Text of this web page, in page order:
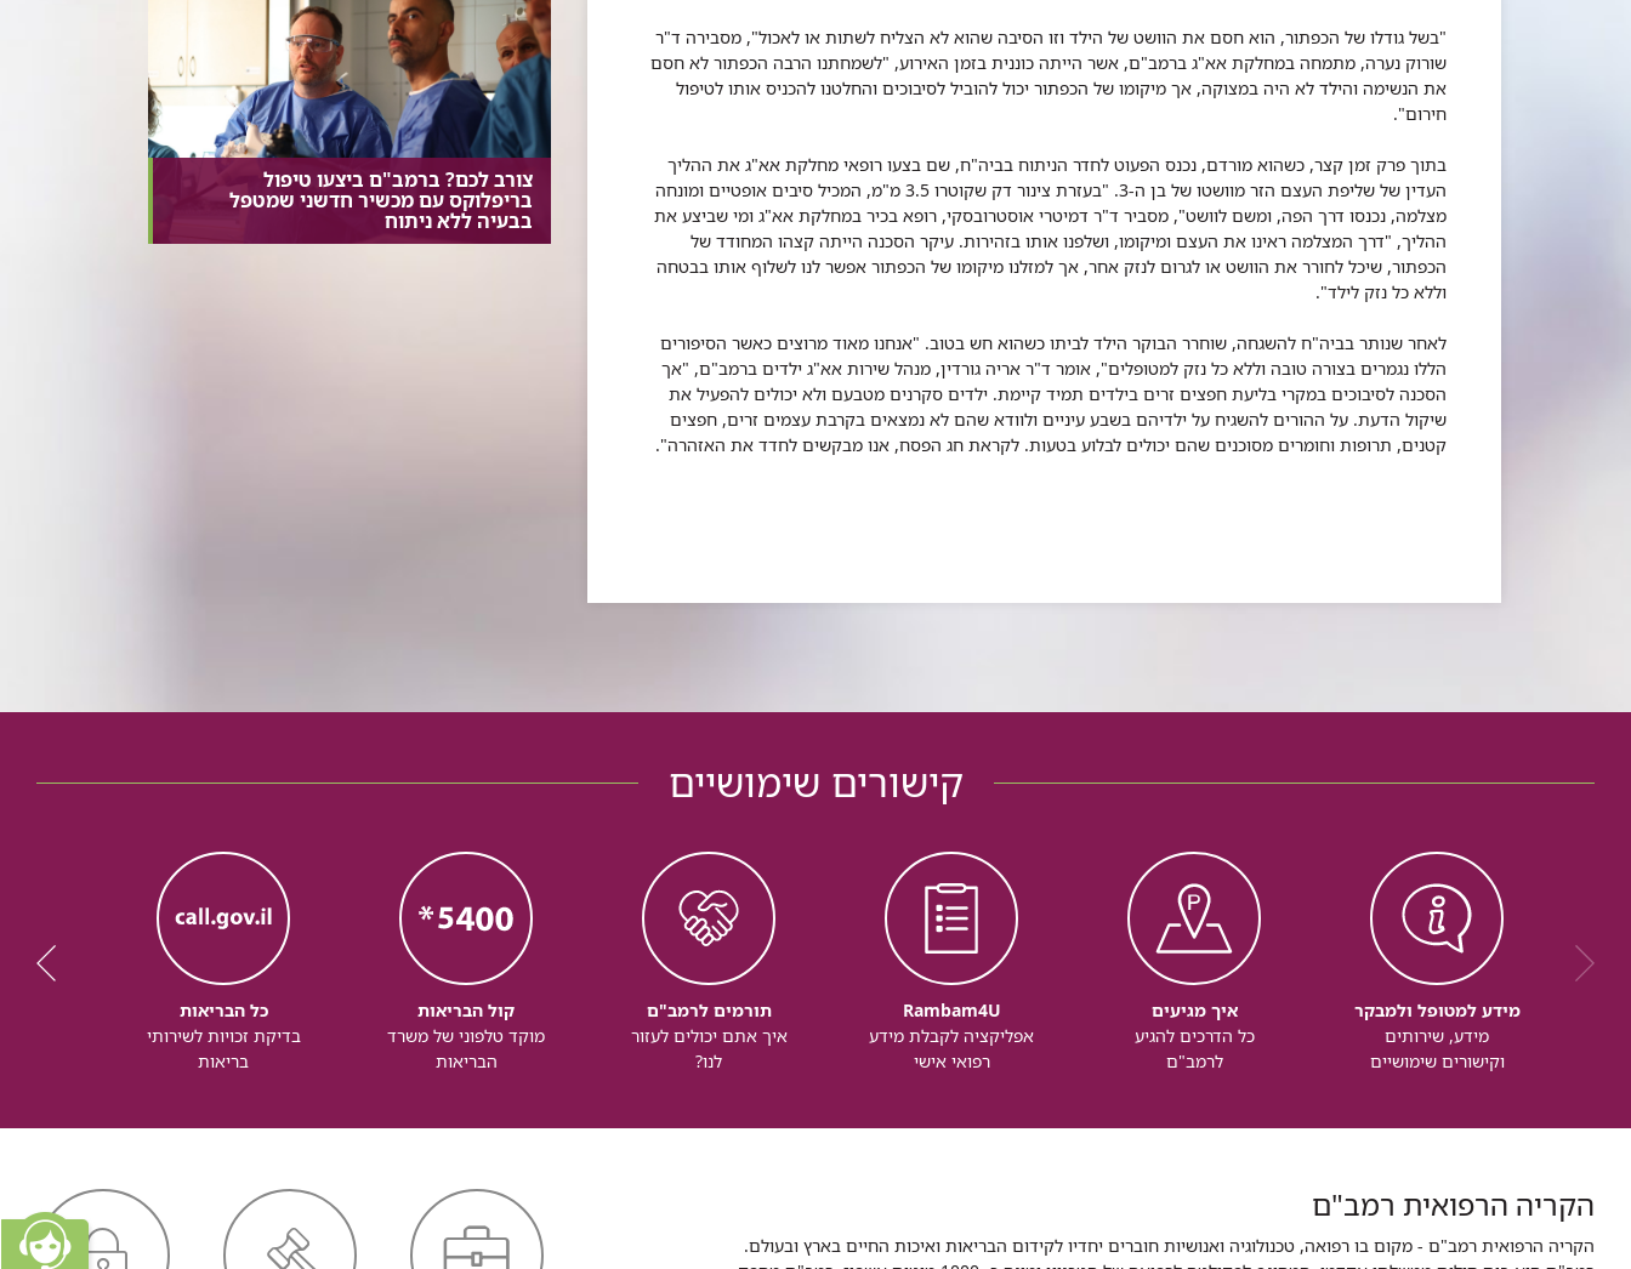
"בשל גודלו של הכפתור, הוא חסם את הוושט של הילד וזו הסיבה שהוא לא הצליח לשתות או לאכול", מסבירה ד"ר
שורוק נערה, מתמחה במחלקת אא"ג ברמב"ם, אשר הייתה כוננית בזמן האירוע, "לשמחתנו הרבה הכפתור לא חסם
את הנשימה והילד לא היה במצוקה, אך מיקומו של הכפתור יכול להוביל לסיבוכים והחלטנו להכניס אותו לטיפול
חירום".
בתוך פרק זמן קצר, כשהוא מורדם, נכנס הפעוט לחדר הניתוח בביה"ח, שם בצעו רופאי מחלקת אא"ג את ההליך
העדין של שליפת העצם הזר מוושטו של בן ה-3. "בעזרת צינור דק שקוטרו 3.5 מ"מ, המכיל סיבים אופטיים ומונחה
מצלמה, נכנסו דרך הפה, ומשם לוושט", מסביר ד"ר דמיטרי אוסטרובסקי, רופא בכיר במחלקת אא"ג ומי שביצע את
ההליך, "דרך המצלמה ראינו את העצם ומיקומו, ושלפנו אותו בזהירות. עיקר הסכנה הייתה קצהו המחודד של
הכפתור, שיכל לחורר את הוושט או לגרום לנזק אחר, אך למזלנו מיקומו של הכפתור אפשר לנו לשלוף אותו בבטחה
וללא כל נזק לילד".
לאחר שנותר בביה"ח להשגחה, שוחרר הבוקר הילד לביתו כשהוא חש בטוב. "אנחנו מאוד מרוצים כאשר הסיפורים
הללו נגמרים בצורה טובה וללא כל נזק למטופלים", אומר ד"ר אריה גורדין, מנהל שירות אא"ג ילדים ברמב"ם, "אך
הסכנה לסיבוכים במקרי בליעת חפצים זרים בילדים תמיד קיימת. ילדים סקרנים מטבעם ולא יכולים להפעיל את
שיקול הדעת. על ההורים להשגיח על ילדיהם בשבע עיניים ולוודא שהם לא נמצאים בקרבת עצמים זרים, חפצים
קטנים, תרופות וחומרים מסוכנים שהם יכולים לבלוע בטעות. לקראת חג הפסח, אנו מבקשים לחדד את האזהרה".
צורב לכם? ברמב"ם ביצעו טיפול
בריפלוקס עם מכשיר חדשני שמטפל
בבעיה ללא ניתוח
קישורים שימושיים
מידע למטופל ולמבקר
מידע, שירותים
וקישורים שימושיים
איך מגיעים
כל הדרכים להגיע
לרמב"ם
Rambam4U
אפליקציה לקבלת מידע
רפואי אישי
תורמים לרמב"ם
איך אתם יכולים לעזור
לנו?
קול הבריאות
מוקד טלפוני של משרד
הבריאות
כל הבריאות
בדיקת זכויות לשירותי
בריאות
הקריה הרפואית רמב"ם
הקריה הרפואית רמב"ם - מקום בו רפואה, טכנולוגיה ואנושיות חוברים יחדיו לקידום הבריאות ואיכות החיים בארץ ובעולם.